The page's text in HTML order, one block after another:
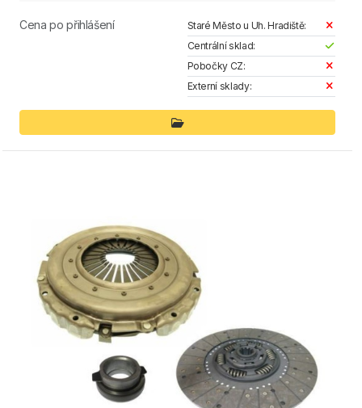
Cena po přihlášení
Staré Město u Uh. Hradiště:
Centrální sklad:
Pobočky CZ:
Externí sklady: